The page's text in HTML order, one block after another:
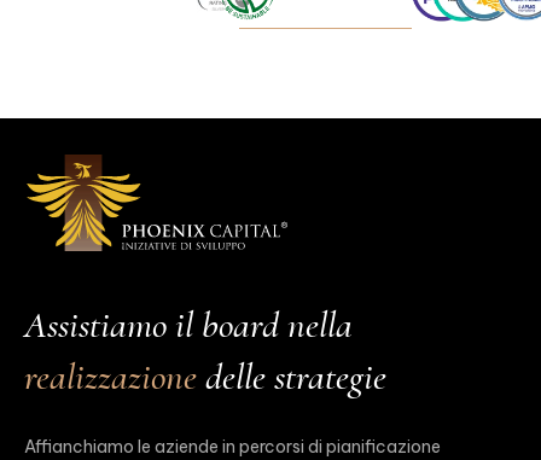
Assistiamo il board nella
realizzazionedelle strategie
Affianchiamo le aziende in percorsi di pianificazione